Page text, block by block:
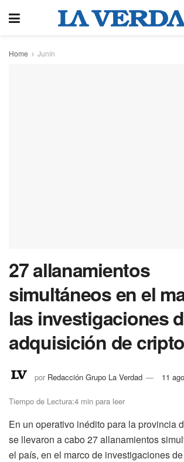
Home Junín
27 allanamientos
simultáneos en el
las investigaciones
adquisición de
por Redacción Grupo La Verdad 11
Tiempo de Lectura:4 min para leer
En un operativo inédito para la provincia
se llevaron a cabo 27 allanamientos
el país, en el marco de investigaciones